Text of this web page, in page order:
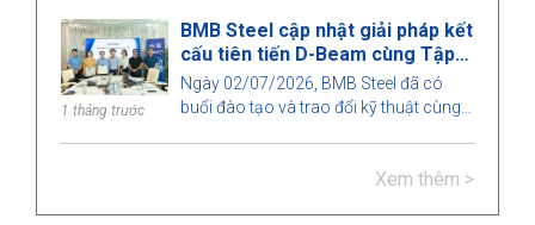
Construction Technologies for
Sustainable Development 2026 (CTSD
2026)", do Khoa Xây dựng, Trường Đại
học Kiến trúc TP. Hồ Chí Minh tổ chức.
1 tháng trước
BMB Steel cập nhật giải pháp kết
cấu tiên tiến D-Beam cùng Tập
đoàn Okaya
Ngày 02/07/2026, BMB Steel đã có
buổi đào tạo và trao đổi kỹ thuật cùng
sàn bê tông dự ứng lực (Hollow Core)
Xem thêm >